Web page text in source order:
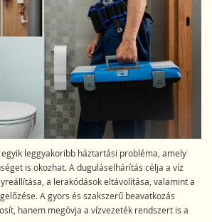
leggyakoribb háztartási probléma, amely
is okozhat. A duguláselhárítás célja a víz
a lerakódások eltávolítása, valamint a
A gyors és szakszerű beavatkozás
hanem megóvja a vízvezeték rendszert is a